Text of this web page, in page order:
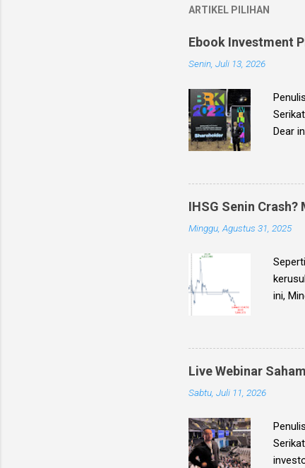
ARTIKEL PILIHAN
Ebook Investment
Senin, Juli 13, 2026
Dear
2026 .
IHSG Senin
Minggu, Agustus 31, 2025
ini,
Live Webinar
Sabtu, Juli 11, 2026